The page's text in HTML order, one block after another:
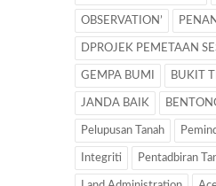
OBSERVATION’
DPROJEK PEMETAAN
GEMPA BUMI BUKIT
JANDA BAIK
Pelupusan Tanah
Integriti Pentadbiran